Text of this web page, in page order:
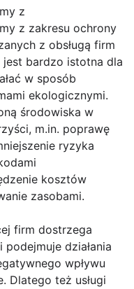
z
z zakresu ochrony
z obsługą firm
bardzo istotna dla
w sposób
ekologicznymi.
środowiska w
m.in. poprawę
ryzyka
kosztów
zasobami.
firm dostrzega
działania
wpływu
Dlatego też usługi